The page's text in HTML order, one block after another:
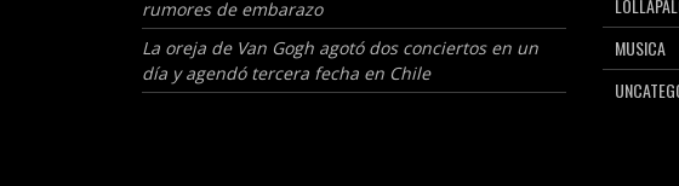
rumores de embarazo
La oreja de Van Gogh agotó dos conciertos en un
día y agendó tercera fecha en Chile
MUSICA